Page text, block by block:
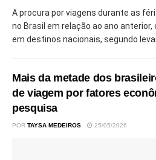
A procura por viagens durante as
no Brasil em relação ao ano
em destinos nacionais, segundo
Mais da metade dos
de viagem por fatores
pesquisa
POR TAYSA MEDEIROS 25/05/2026